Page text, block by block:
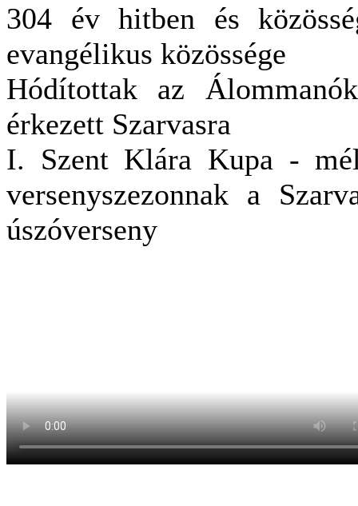
304 év hitben és
evangélikus közössége
Hódítottak az
érkezett Szarvasra
I. Szent Klára Kupa -
versenyszezonnak a
úszóverseny